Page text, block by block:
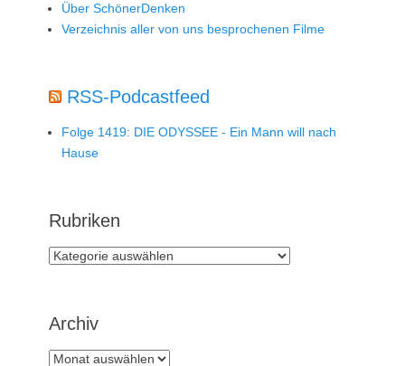
Über SchönerDenken
Verzeichnis aller von uns besprochenen Filme
RSS-Podcastfeed
Folge 1419: DIE ODYSSEE - Ein Mann will nach
Hause
Rubriken
Rubriken
Archiv
Archiv